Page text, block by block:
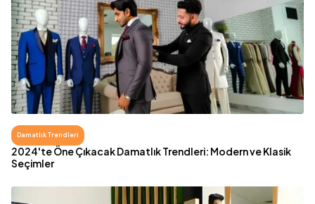
Damatlık Trendleri
2024'te Öne Çıkacak Damatlık Trendleri: Modern ve Klasik
Seçimler